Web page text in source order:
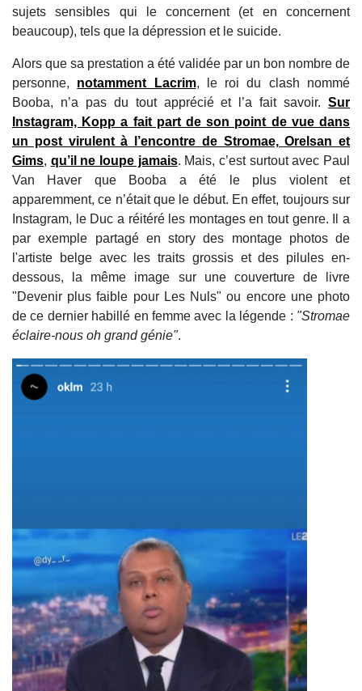
sujets sensibles qui le concernent (et en concernent
beaucoup), tels que la dépression et le suicide.
Alors que sa prestation a été validée par un bon nombre de
personne, notamment Lacrim, le roi du clash nommé
Booba, n’a pas du tout apprécié et l’a fait savoir. Sur
Instagram, Kopp a fait part de son point de vue dans
un post virulent à l’encontre de Stromae, Orelsan et
Gims, qu’il ne loupe jamais. Mais, c’est surtout avec Paul
Van Haver que Booba a été le plus violent et
apparemment, ce n’était que le début. En effet, toujours sur
Instagram, le Duc a réitéré les montages en tout genre. Il a
par exemple partagé en story des montage photos de
l'artiste belge avec les traits grossis et des pilules en-
dessous, la même image sur une couverture de livre
"Devenir plus faible pour Les Nuls" ou encore une photo
de ce dernier habillé en femme avec la légende : "Stromae
éclaire-nous oh grand génie".